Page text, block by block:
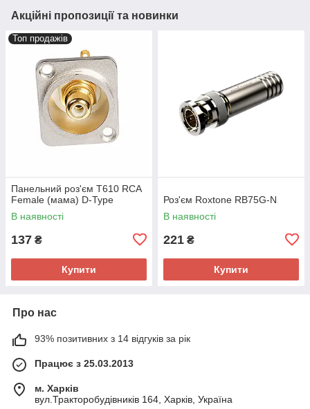
Акційні пропозиції та новинки
Топ продажів
Панельний роз'єм T610 RCA
Female (мама) D-Type
В наявності
137 ₴
Купити
Роз'єм Roxtone RB75G-N
В наявності
221 ₴
Купити
Про нас
93% позитивних з 14 відгуків за рік
Працює з 25.03.2013
м. Харків
вул.Тракторобудівників 164, Харків, Україна